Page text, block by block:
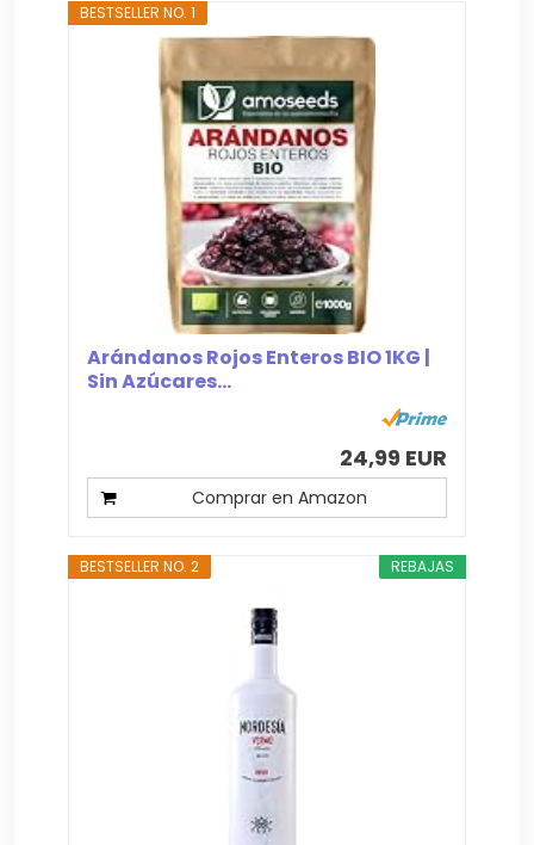
BESTSELLER NO. 1
Arándanos Rojos Enteros BIO 1KG |
Sin Azúcares...
24,99 EUR
Comprar en Amazon
REBAJAS
BESTSELLER NO. 2